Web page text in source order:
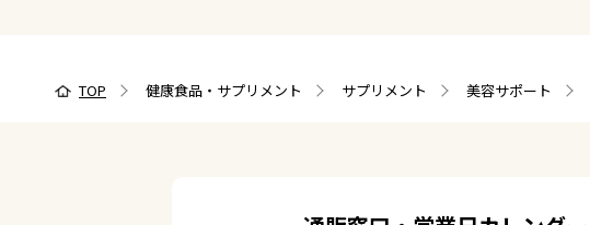
TOP 健康食品・サプリメント サプリメント 美容サポート